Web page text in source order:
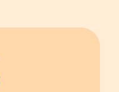
ikkunassa